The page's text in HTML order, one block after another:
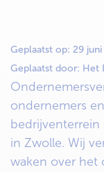
Geplaatst op: 29
Geplaatst door: Het
ondernemers
bedrijventerrein
in Zwolle. Wij
waken over het